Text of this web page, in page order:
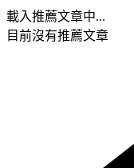
載入推薦文章中...
目前沒有推薦文章